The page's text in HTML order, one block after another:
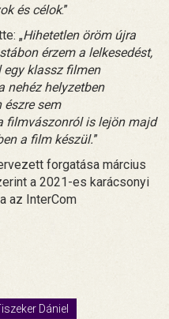
és célok.”
„Hihetetlen öröm újra
érzem a lelkesedést,
egy klassz filmen
nehéz helyzetben
sem
filmvászonról is lejön majd
a film készül.”
forgatása március
a 2021-es karácsonyi
az InterCom
Dániel